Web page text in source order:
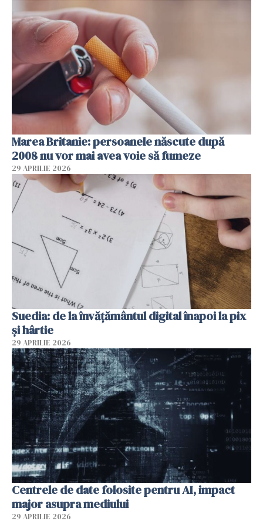
Marea Britanie: persoanele născute după
2008 nu vor mai avea voie să fumeze
29 APRILIE 2026
Suedia: de la învățământul digital înapoi la pix
și hârtie
29 APRILIE 2026
Centrele de date folosite pentru AI, impact
major asupra mediului
29 APRILIE 2026